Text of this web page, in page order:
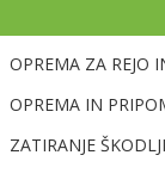
OPREMA ZA REJO
OPREMA IN
ZATIRANJE